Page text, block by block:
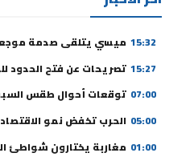
15:32 ميسي يتلقى صدمة
15:27 تصريحات عن فتح الحدود
07:00 توقعات أحوال طقس
05:00 الحرب تخفض نمو
01:00 مغاربة يختارون شواطئ